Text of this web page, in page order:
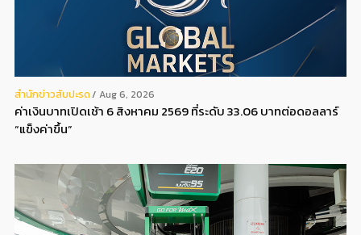
สํานักข่าวสับปะรด Aug 6, 2026
ค่าเงินบาทเปิดเช้า 6 สิงหาคม 2569 ที่ระดับ 33.06 บาทต่อดอลลาร์
“แข็งค่าขึ้น”